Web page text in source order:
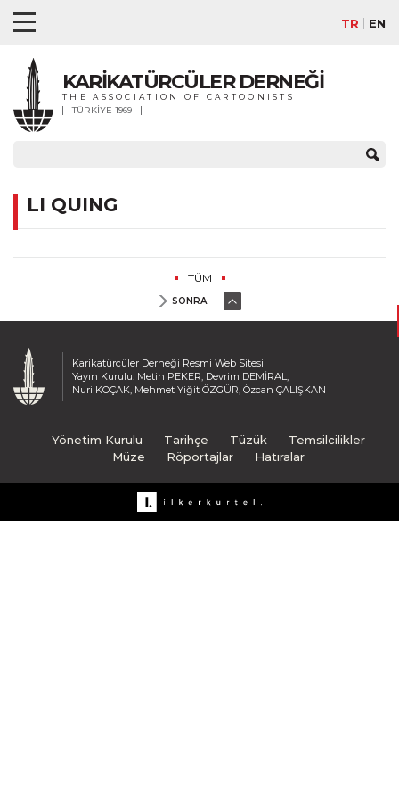
TR EN
KARİKATÜRCÜLER DERNEĞİ
THE ASSOCIATION OF CARTOONISTS
TÜRKİYE 1969
LI QUING
TÜM
SONRA
Karikatürcüler Derneği Resmi Web Sitesi
Yayın Kurulu: Metin PEKER, Devrim DEMİRAL,
Nuri KOÇAK, Mehmet Yiğit ÖZGÜR, Özcan ÇALIŞKAN
Yönetim Kurulu Tarihçe Tüzük
Temsilcilikler
Müze
Röportajlar Hatıralar